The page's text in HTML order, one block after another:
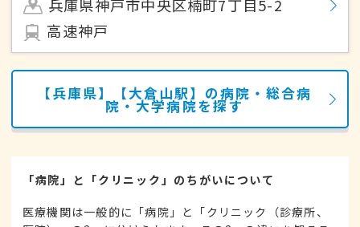
兵庫県神戸市中央区楠町7丁目5-2
高速神戸
【兵庫県】【大倉山駅】の病院・総合病
院・大学病院を探す
「病院」と「クリニック」のちがいについて
医療機関は一般的に「病院」と「クリニック（診療所、